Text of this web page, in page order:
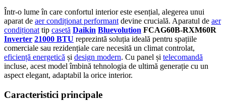
Într-o lume în care confortul interior este esențial, alegerea unui
aparat de aer condiționat performant devine crucială. Aparatul de aer
condiționat tip casetă Daikin Bluevolution FCAG60B-RXM60R
Inverter 21000 BTU reprezintă soluția ideală pentru spațiile
comerciale sau rezidențiale care necesită un climat controlat,
eficiență energetică și design modern. Cu panel și telecomandă
incluse, acest model îmbină tehnologia de ultimă generație cu un
aspect elegant, adaptabil la orice interior.
Caracteristici principale